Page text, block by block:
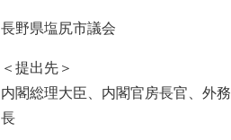
長野県塩尻市議会
＜提出先＞
内閣総理大臣、内閣官房長官、外
長